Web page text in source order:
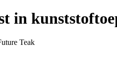
in